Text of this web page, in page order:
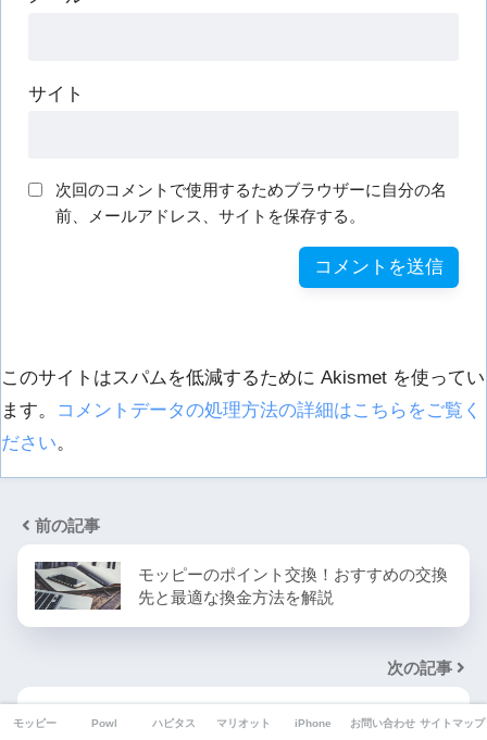
サイト
次回のコメントで使用するためブラウザーに自分の名
前、メールアドレス、サイトを保存する。
このサイトはスパムを低減するために Akismet を使ってい
ます。
コメントデータの処理方法の詳細はこちらをご覧く
ださい。
前の記事
モッピーのポイント交換！おすすめの交換
先と最適な換金方法を解説
次の記事
ドルチェグストのカプセルをお得に購入！
モッピー Powl ハピタス マリオット iPhone お問い合わせ サイトマップ